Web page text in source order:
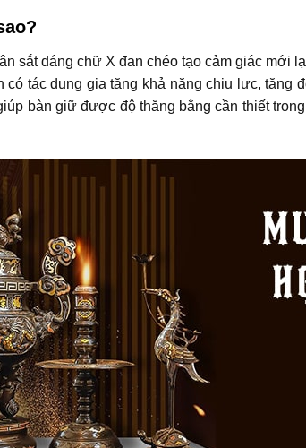
sắt dáng chữ X đan chéo tạo cảm giác mới
tác dụng gia tăng khả năng chịu lực,
bàn giữ được độ thăng bằng cần thiết